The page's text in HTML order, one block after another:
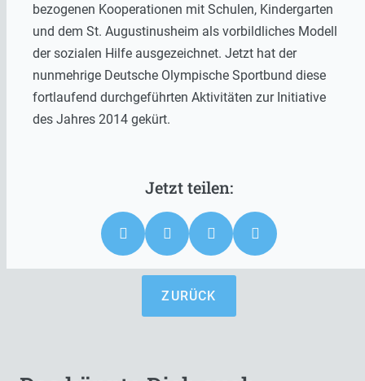
bezogenen Kooperationen mit Schulen, Kindergarten
und dem St. Augustinusheim als vorbildliches Modell
der sozialen Hilfe ausgezeichnet. Jetzt hat der
nunmehrige Deutsche Olympische Sportbund diese
fortlaufend durchgeführten Aktivitäten zur Initiative
des Jahres 2014 gekürt.
ZURÜCK